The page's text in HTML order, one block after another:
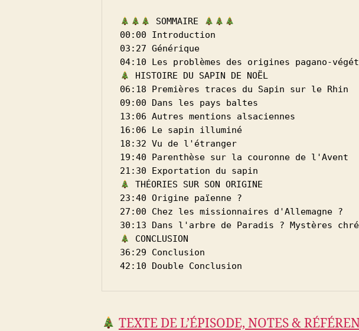
SOMMAIRE
00:00 Introduction
03:27 Générique
04:10 Les problèmes des origines pagano-
HISTOIRE DU SAPIN DE NOËL
06:18 Premières traces du Sapin sur le Rhin
09:00 Dans les pays baltes
13:06 Autres mentions alsaciennes
16:06 Le sapin illuminé
18:32 Vu de l'étranger
19:40 Parenthèse sur la couronne de l'Avent
21:30 Exportation du sapin
THÉORIES SUR SON ORIGINE
23:40 Origine païenne ?
27:00 Chez les missionnaires d'Allemagne ?
30:13 Dans l'arbre de Paradis ? Mystères
CONCLUSION
36:29 Conclusion
42:10 Double Conclusion
TEXTE DE L’ÉPISODE, NOTES &